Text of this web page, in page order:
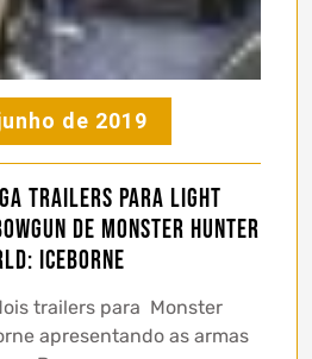
de 2019
trailers para Light
de Monster Hunter
Iceborne
trailers para Monster
apresentando as armas